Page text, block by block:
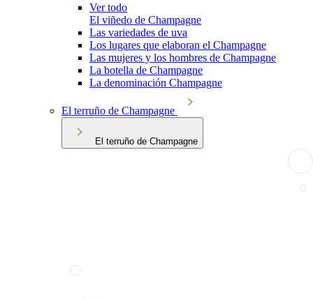
Ver todo
El viñedo de Champagne
Las variedades de uva
Los lugares que elaboran el Champagne
Las mujeres y los hombres de Champagne
La botella de Champagne
La denominación Champagne
El terruño de Champagne
El terruño de Champagne